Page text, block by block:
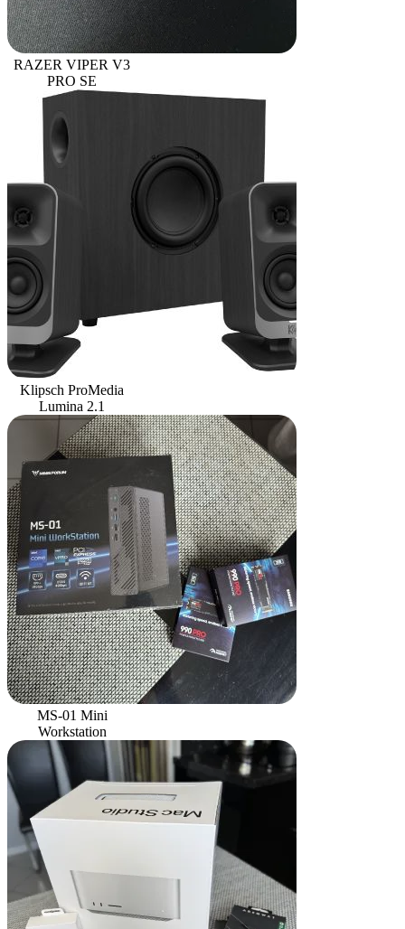
RAZER VIPER V3
PRO SE
Klipsch ProMedia
Lumina 2.1
MS-01 Mini
Workstation